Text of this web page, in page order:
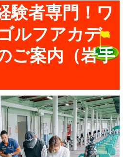
験者専門！ワ
ルフアカデ
ご案内（岩手